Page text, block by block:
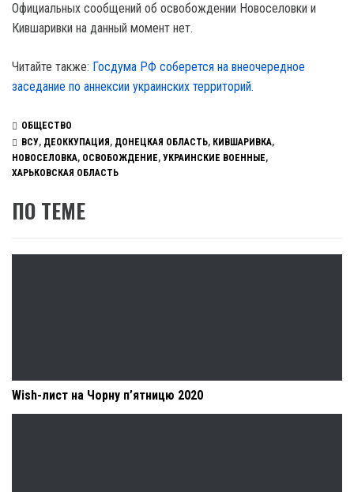
Официальных сообщений об освобождении Новоселовки и
Кившаривки на данный момент нет.
Читайте также: Госдума РФ соберется на внеочередное
заседание по аннексии украинских территорий.
ОБЩЕСТВО
ВСУ, ДЕОККУПАЦИЯ , ДОНЕЦКАЯ ОБЛАСТЬ, КИВШАРИВКА,
НОВОСЕЛОВКА, ОСВОБОЖДЕНИЕ, УКРАИНСКИЕ ВОЕННЫЕ,
ХАРЬКОВСКАЯ ОБЛАСТЬ
ПО ТЕМЕ
Wish-лист на Чорну п’ятницю 2020